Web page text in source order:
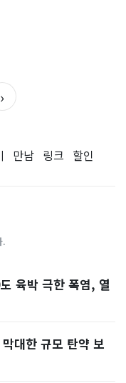
이는 日증시
시아경제
, 은밀하게…[중국나라]
›
만남 링크 할인
.
육박 극한 폭염, 열
대한 규모 탄약 보